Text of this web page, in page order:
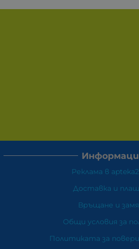
Реклама в
Доставка и
Връщане и
Общи условия за
Политиката за